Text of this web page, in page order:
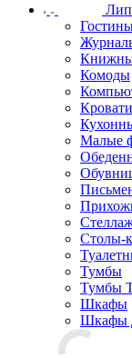
Комоды
Кровати
Малые
Столы-
Тумбы
Тумбы
Шкафы
Шкафы